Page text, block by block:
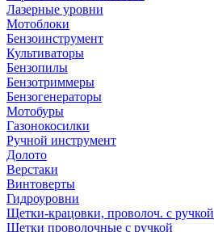
Лазерные уровни
Мотоблоки
Бензоинструмент
Культиваторы
Бензопилы
Бензотриммеры
Бензогенераторы
Мотобуры
Газонокосилки
Ручной инструмент
Долото
Верстаки
Винтоверты
Гидроуровни
Щетки-крацовки, проволоч. с ручкой
Щетки проволочные с ручкой